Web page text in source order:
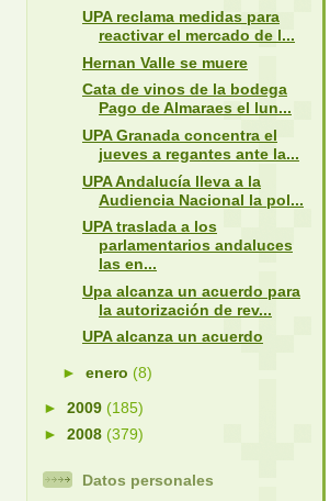
UPA reclama medidas para
reactivar el mercado de l...
Hernan Valle se muere
Cata de vinos de la bodega
Pago de Almaraes el lun...
UPA Granada concentra el
jueves a regantes ante la...
UPA Andalucía lleva a la
Audiencia Nacional la pol...
UPA traslada a los
parlamentarios andaluces
las en...
Upa alcanza un acuerdo para
la autorización de rev...
UPA alcanza un acuerdo
►enero (8)
► 2009 (185)
► 2008 (379)
Datos personales